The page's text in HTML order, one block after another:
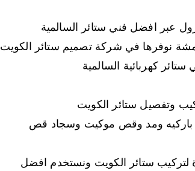
عبر افضل فني ستائر السالمية
نوفرها في شركة تصميم ستائر الكويت
كهربائية السالمية
وتفصيل ستائر الكويت
باركيه ومد وقص موكيت وسجاد قص
لتركيب ستائر الكويت ونستخدم افضل